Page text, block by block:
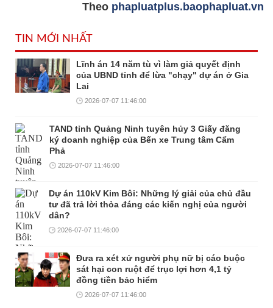
Theo phapluatplus.baophapluat.vn
TIN MỚI NHẤT
Lĩnh án 14 năm tù vì làm giả quyết định
của UBND tỉnh để lừa "chạy" dự án ở Gia
Lai
2026-07-07 11:46:00
TAND tỉnh Quảng Ninh tuyên hủy 3 Giấy đăng
ký doanh nghiệp của Bến xe Trung tâm Cẩm
Phả
2026-07-07 11:46:00
Dự án 110kV Kim Bôi: Những lý giải của chủ đầu
tư đã trả lời thỏa đáng các kiến nghị của người
dân?
2026-07-07 11:46:00
Đưa ra xét xử người phụ nữ bị cáo buộc
sát hại con ruột để trục lợi hơn 4,1 tỷ
đồng tiền bảo hiểm
2026-07-07 11:46:00